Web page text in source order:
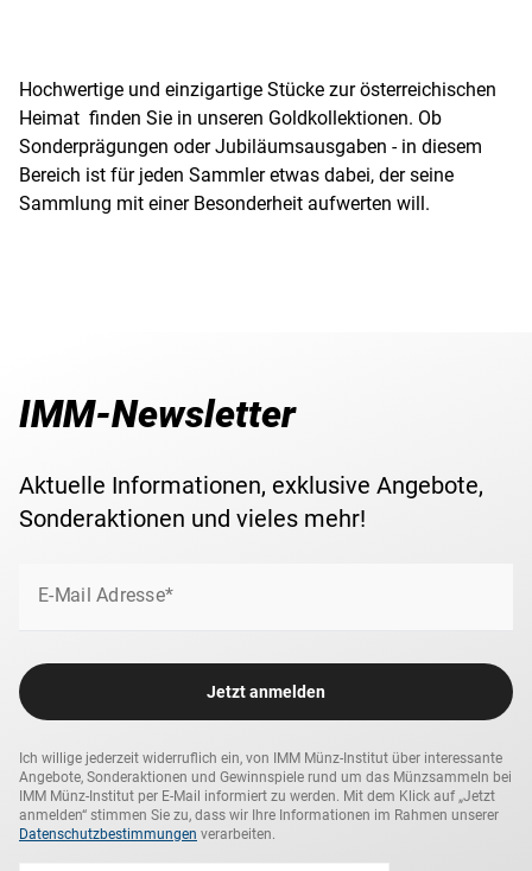
Hochwertige und einzigartige Stücke zur österreichischen
Heimat finden Sie in unseren Goldkollektionen. Ob
Sonderprägungen oder Jubiläumsausgaben - in diesem
Bereich ist für jeden Sammler etwas dabei, der seine
Sammlung mit einer Besonderheit aufwerten will.
IMM-Newsletter
Aktuelle Informationen, exklusive Angebote,
Sonderaktionen und vieles mehr!
E-Mail Adresse*
Jetzt anmelden
Ich willige jederzeit widerruflich ein, von IMM Münz-Institut über interessante
Angebote, Sonderaktionen und Gewinnspiele rund um das Münzsammeln bei
IMM Münz-Institut per E-Mail informiert zu werden. Mit dem Klick auf „Jetzt
anmelden“ stimmen Sie zu, dass wir Ihre Informationen im Rahmen unserer
Datenschutzbestimmungen verarbeiten.